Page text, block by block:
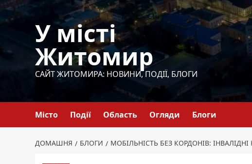
Перейти
У місті
Житомир
САЙТ ЖИТОМИРА: НОВИНИ, ПОДІЇ, БЛОГИ
Місто Події Область Огляди Блоги
ДОМАШНЯ БЛОГИ МОБІЛЬНІСТЬ БЕЗ КОРДОНІВ: